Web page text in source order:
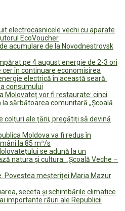
electrocasnicele vechi cu aparate
EcoVoucher
acumulare de la Novodnestrovsk
pe 4 august energie de 2-3 ori
în continuare economisirea
electrică în această seară.
consumului
Molovateț vor fi restaurate: cinci
sărbătoarea comunitară „Școală
colțuri ale țării, pregătiți să devină
Moldova va fi redus în
la 85 m³/s
se adună la un
natura și cultura: „Școală Veche –
Povestea meșteriței Maria Mazur
seceta și schimbările climatice
importante râuri ale Republicii